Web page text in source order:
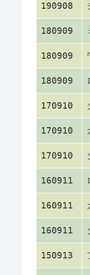
190908
180909
180909
180909
170910
170910
170910
160911
160911
160911
150913